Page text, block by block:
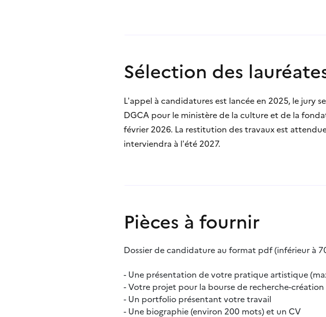
Sélection des
L’appel à candidatures est lancée en 2025, le jury
DGCA pour le ministère de la culture et de la
février 2026. La restitution des travaux est
interviendra à l’été 2027.
Pièces à fournir
Dossier de candidature au format pdf (inférieur à
- Une présentation de votre pratique artistique
- Votre projet pour la bourse de recherche-
- Un portfolio présentant votre travail
- Une biographie (environ 200 mots) et un CV